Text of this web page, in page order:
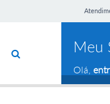
Meu
Olá,